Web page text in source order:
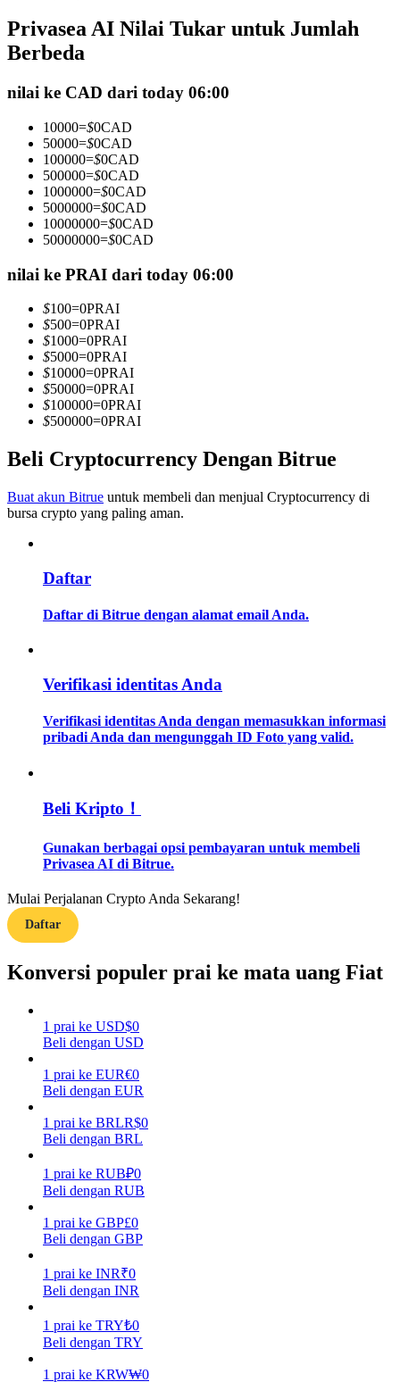
Menjadi Pedagang Salinan
Nikmati pembagian keuntungan dan komisi copy trading
Informasi
Memandu
Pelajari cara untuk tetap menghasilkan keuntungan
Menghasilkan
Babi Kekuatan
Dapatkan imbalan kompetitif setiap hari
Privasea AI Nilai Tukar untuk Jumlah
Berbeda
nilai ke CAD dari today 06:00
10000=$0CAD
50000=$0CAD
100000=$0CAD
500000=$0CAD
1000000=$0CAD
5000000=$0CAD
10000000=$0CAD
50000000=$0CAD
nilai ke PRAI dari today 06:00
$100=0PRAI
$500=0PRAI
$1000=0PRAI
$5000=0PRAI
$10000=0PRAI
$50000=0PRAI
$100000=0PRAI
$500000=0PRAI
Beli Cryptocurrency Dengan Bitrue
Buat akun Bitrue untuk membeli dan menjual Cryptocurrency di
bursa crypto yang paling aman.
Daftar
Daftar di Bitrue dengan alamat email Anda.
Verifikasi identitas Anda
Verifikasi identitas Anda dengan memasukkan informasi
pribadi Anda dan mengunggah ID Foto yang valid.
Beli Kripto！
Gunakan berbagai opsi pembayaran untuk membeli
Privasea AI di Bitrue.
Mulai Perjalanan Crypto Anda Sekarang!
Daftar
Konversi populer prai ke mata uang Fiat
1 prai ke USD$0
Beli dengan USD
1 prai ke EUR€0
Beli dengan EUR
1 prai ke BRLR$0
Beli dengan BRL
1 prai ke RUB₽0
Beli dengan RUB
1 prai ke GBP£0
Beli dengan GBP
1 prai ke INR₹0
Beli dengan INR
1 prai ke TRY₺0
Beli dengan TRY
1 prai ke KRW₩0